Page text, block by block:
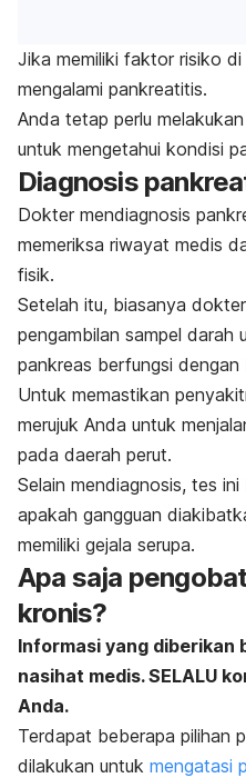
Jika memiliki faktor risiko
mengalami pankreatitis.
Anda tetap perlu
untuk mengetahui kondisi
Diagnosis
Dokter mendiagnosis
memeriksa riwayat medis
fisik.
Setelah itu, biasanya
pengambilan sampel darah
pankreas berfungsi dengan
Untuk memastikan
merujuk Anda untuk
pada daerah perut.
Selain mendiagnosis, tes
apakah gangguan
memiliki gejala serupa.
Apa saja
kronis?
Informasi yang diberikan
nasihat medis. SELALU
Anda.
Terdapat beberapa pilihan
dilakukan untuk mengatasi